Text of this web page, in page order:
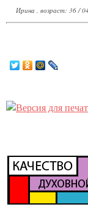
Ирина , возраст: 36 /